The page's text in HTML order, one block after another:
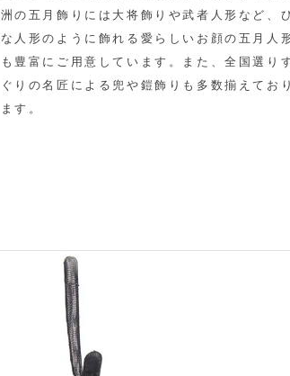
洲の五月飾りには大将飾りや武者人形など、
な人形のように飾れる愛らしいお顔の五月人
も豊富にご用意しています。
また、全国選り
ぐりの名匠による兜や鎧飾りも多数揃えており
ます。